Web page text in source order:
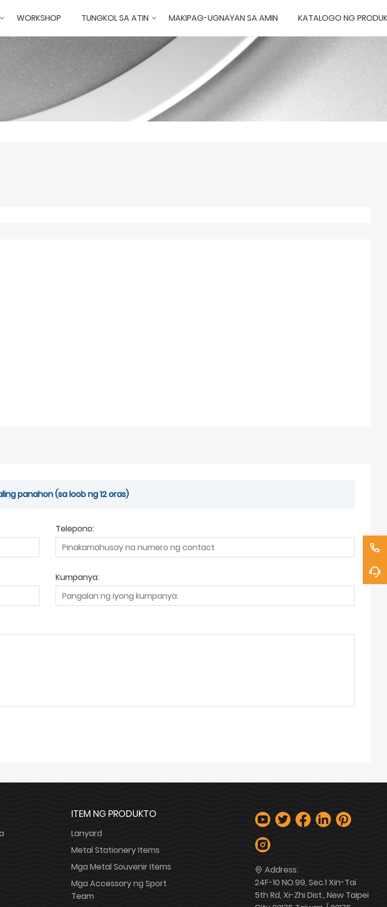
WORKSHOP TUNGKOL SA ATIN MAKIPAG-UGNAYAN SA AMIN KATALOGO NG
panahon (sa loob ng 12 oras)
Telepono:
Kumpanya:
ITEM NG PRODUKTO
Lanyard
Metal Stationery Items
Mga Metal Souvenir Items
Mga Accessory ng Sport
Team
Address:
24F-10 NO.99, Sec.1 Xin-Tai
5th Rd, Xi-Zhi Dist., New Taipei